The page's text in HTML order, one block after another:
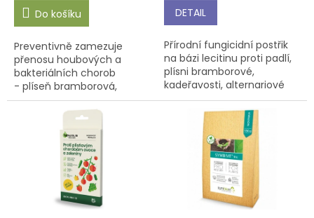
Do košíku
Preventivně zamezuje
přenosu houbových a
bakteriálních chorob
- plíseň bramborová,
okurková, šedá a další
druhy plísní, strupovitost a
bakteriální choroby.
Vhodná pro...
DETAIL
Přírodní fungicidní postřik
na bázi lecitinu proti padlí,
plísni bramborové,
kadeřavosti, alternariové
skvrnitosti a dalším
houbovým chorobám.
Představuje šetrnou, ale
vysoce...